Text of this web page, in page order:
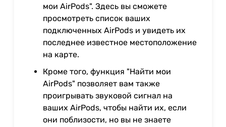
мои AirPods". Здесь вы сможете
просмотреть список ваших
подключенных AirPods и увидеть их
последнее известное местоположение
на карте.
Кроме того, функция "Найти мои
AirPods" позволяет вам также
проигрывать звуковой сигнал на
ваших AirPods, чтобы найти их, если
они поблизости, но вы не знаете